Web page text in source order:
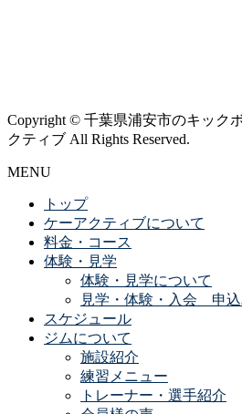
Copyright © 千葉県浦安市のキッ
クティブ All Rights Reserved.
MENU
トップ
ケーアクティブについて
料金・コース
体験・見学
体験・見学について
見学・体験・入会 申込
スケジュール
ジムについて
施設紹介
練習メニュー
トレーナー・選手紹介